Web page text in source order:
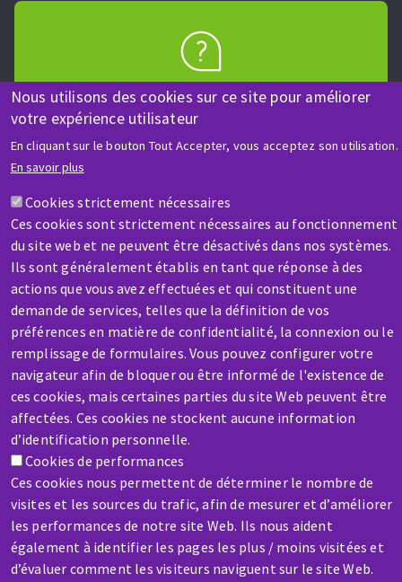
Nous utilisons des cookies sur ce site pour améliorer
votre expérience utilisateur
En cliquant sur le bouton Tout Accepter, vous acceptez son utilisation.
En savoir plus
Cookies strictement nécessaires
Ces cookies sont strictement nécessaires au fonctionnement
du site web et ne peuvent être désactivés dans nos systèmes.
Ils sont généralement établis en tant que réponse à des
actions que vous avez effectuées et qui constituent une
demande de services, telles que la définition de vos
préférences en matière de confidentialité, la connexion ou le
remplissage de formulaires. Vous pouvez configurer votre
navigateur afin de bloquer ou être informé de l'existence de
ces cookies, mais certaines parties du site Web peuvent être
affectées. Ces cookies ne stockent aucune information
d’identification personnelle.
Cookies de performances
Ces cookies nous permettent de déterminer le nombre de
visites et les sources du trafic, afin de mesurer et d’améliorer
les performances de notre site Web. Ils nous aident
également à identifier les pages les plus / moins visitées et
d’évaluer comment les visiteurs naviguent sur le site Web.
AIDE & CONTACT
Une question ? Un renseignement ?
SAV / RÉPARATION
Une machine cassée ? En panne ?
Contactez-nous
Aller
au
contenu